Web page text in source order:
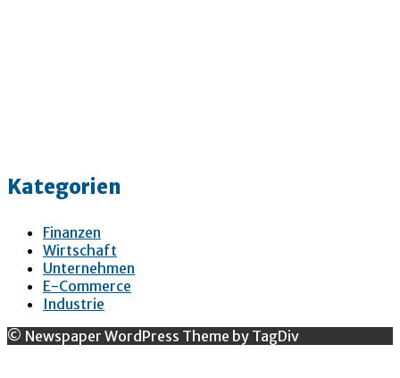
Kategorien
Finanzen
Wirtschaft
Unternehmen
E-Commerce
Industrie
© Newspaper WordPress Theme by TagDiv